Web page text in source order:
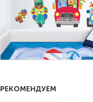
РЕКОМЕНДУЕМ